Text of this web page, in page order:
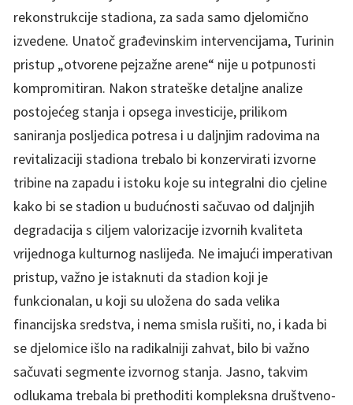
rekonstrukcije stadiona, za sada samo djelomično
izvedene. Unatoč građevinskim intervencijama, Turinin
pristup „otvorene pejzažne arene“ nije u potpunosti
kompromitiran. Nakon strateške detaljne analize
postojećeg stanja i opsega investicije, prilikom
saniranja posljedica potresa i u daljnjim radovima na
revitalizaciji stadiona trebalo bi konzervirati izvorne
tribine na zapadu i istoku koje su integralni dio cjeline
kako bi se stadion u budućnosti sačuvao od daljnjih
degradacija s ciljem valorizacije izvornih kvaliteta
vrijednoga kulturnog naslijeđa. Ne imajući imperativan
pristup, važno je istaknuti da stadion koji je
funkcionalan, u koji su uložena do sada velika
financijska sredstva, i nema smisla rušiti, no, i kada bi
se djelomice išlo na radikalniji zahvat, bilo bi važno
sačuvati segmente izvornog stanja. Jasno, takvim
odlukama trebala bi prethoditi kompleksna društveno-